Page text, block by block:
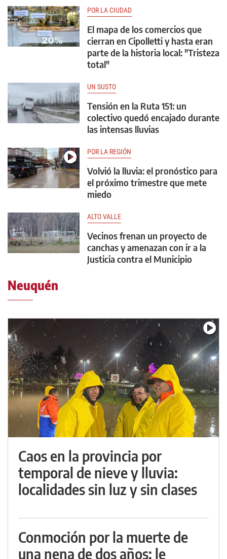
POR LA CIUDAD
El mapa de los comercios que
cierran en Cipolletti y hasta eran
parte de la historia local: "Tristeza
total"
UN SUSTO
Tensión en la Ruta 151: un
colectivo quedó encajado durante
las intensas lluvias
POR LA REGIÓN
Volvió la lluvia: el pronóstico para
el próximo trimestre que mete
miedo
ALTO VALLE
Vecinos frenan un proyecto de
canchas y amenazan con ir a la
Justicia contra el Municipio
Neuquén
Caos en la provincia por
temporal de nieve y lluvia:
localidades sin luz y sin clases
Conmoción por la muerte de
una nena de dos años: le